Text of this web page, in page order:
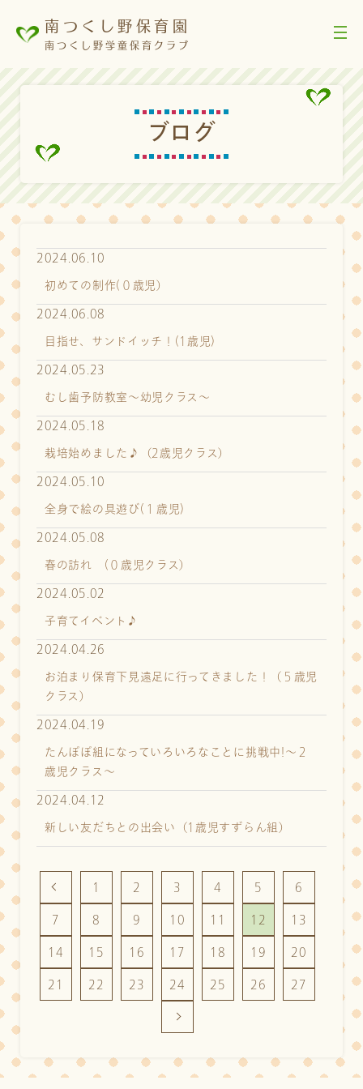
南つくし野保育園
南つくし野学童保育クラブ
ブロ グ
2024.06.10
初めての制作(０歳児）
2024.06.08
目指せ、サンドイッチ！(1歳児)
2024.05.23
むし歯予防教室～幼児クラス～
2024.05.18
栽培始めました♪（2歳児クラス）
2024.05.10
全身で絵の具遊び(１歳児)
2024.05.08
春の訪れ (０歳児クラス）
2024.05.02
子育てイベント♪
2024.04.26
お泊まり保育下見遠足に行ってきました！（５歳児
クラス）
2024.04.19
たんぽぽ組になっていろいろなことに挑戦中!～２
歳児クラス～
2024.04.12
新しい友だちとの出会い（1歳児すずらん組）
1 2 3 4 5 6
7 8 9 10 11 12 13
14 15 16 17 18 19 20
21 22 23 24 25 26 27